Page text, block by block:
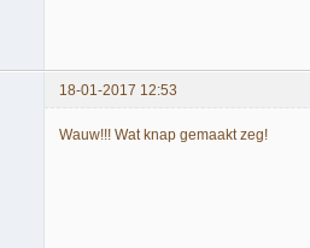
18-01-2017 12:53
Wauw!!! Wat knap gemaakt zeg!